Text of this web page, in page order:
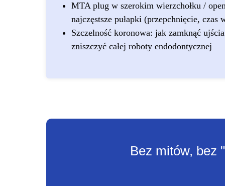
MTA plug w szerokim wierzchołku /
najczęstsze pułapki (przepchnięcie, czas
Szczelność koronowa: jak zamknąć
zniszczyć całej roboty endodontycznej
Bez mitów, bez